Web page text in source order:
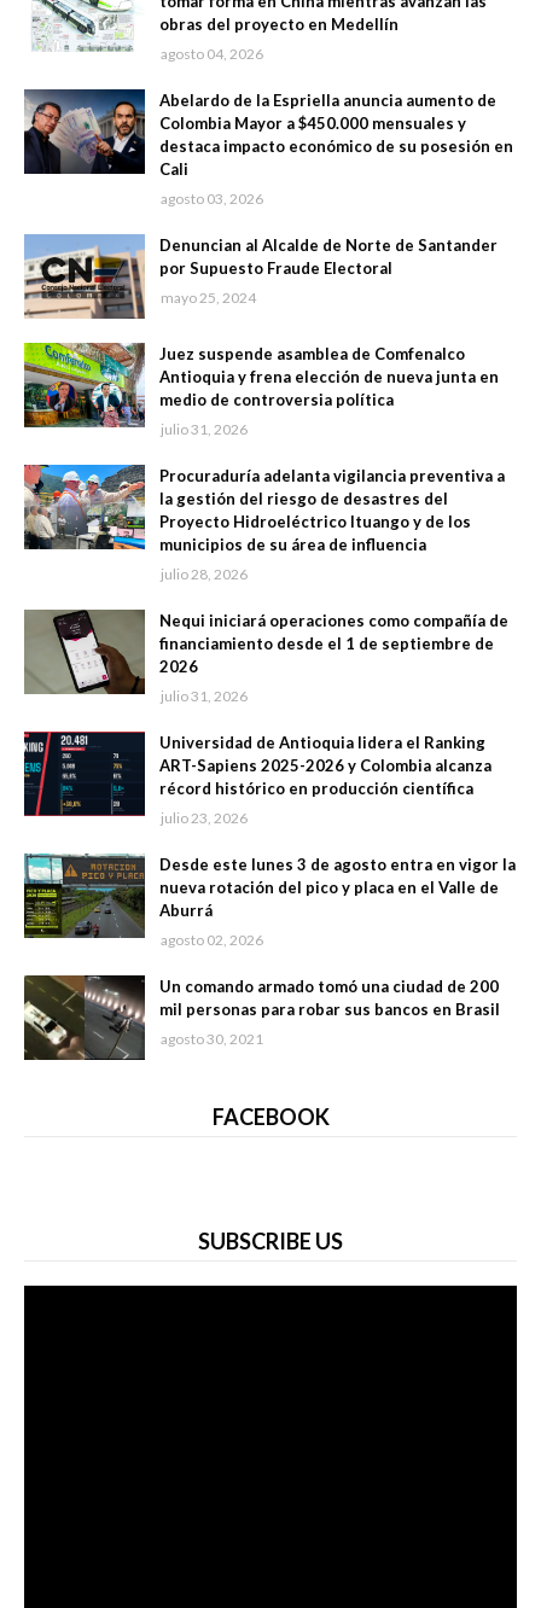
obras del proyecto en Medellín
agosto 04, 2026
Abelardo de la Espriella anuncia aumento de
Colombia Mayor a $450.000 mensuales y
destaca impacto económico de su posesión en
Cali
agosto 03, 2026
Denuncian al Alcalde de Norte de Santander
por Supuesto Fraude Electoral
mayo 25, 2024
Juez suspende asamblea de Comfenalco
Antioquia y frena elección de nueva junta en
medio de controversia política
julio 31, 2026
Procuraduría adelanta vigilancia preventiva a
la gestión del riesgo de desastres del
Proyecto Hidroeléctrico Ituango y de los
municipios de su área de influencia
julio 28, 2026
Nequi iniciará operaciones como compañía de
financiamiento desde el 1 de septiembre de
2026
julio 31, 2026
Universidad de Antioquia lidera el Ranking
ART-Sapiens 2025-2026 y Colombia alcanza
récord histórico en producción científica
julio 23, 2026
Desde este lunes 3 de agosto entra en vigor la
nueva rotación del pico y placa en el Valle de
Aburrá
agosto 02, 2026
Un comando armado tomó una ciudad de 200
mil personas para robar sus bancos en Brasil
agosto 30, 2021
FACEBOOK
SUBSCRIBE US